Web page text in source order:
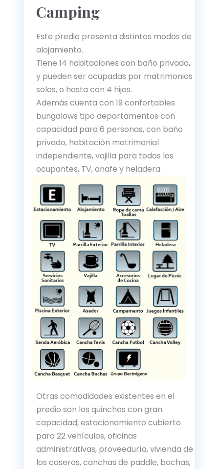
Camping
Este predio presenta distintos modos de
alojamiento.
Tiene 14 habitaciones con baño privado,
y pueden ser ocupadas por matrimonios
solos, o hasta con 4 hijos.
Además cuenta con 19 confortables
bungalows tipo departamentos con
capacidad para 6 personas, con baño
privado, habitación matrimonial
independiente, vajilla para todos los
ocupantes, TV, anafe y heladera.
Otras comodidades existentes en el
predio son los quinchos con gran
capacidad, estacionamiento cubierto
para 22 vehículos, oficinas
administrativas, proveeduría, vivienda de
los caseros, canchas de paddle, bochas,